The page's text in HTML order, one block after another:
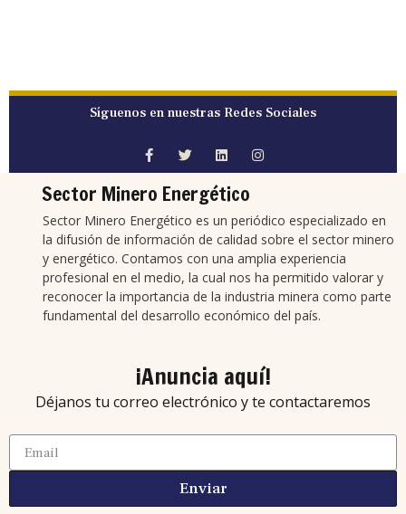
Síguenos en nuestras Redes Sociales
Sector Minero Energético
Sector Minero Energético es un periódico especializado en
la difusión de información de calidad sobre el sector minero
y energético. Contamos con una amplia experiencia
profesional en el medio, la cual nos ha permitido valorar y
reconocer la importancia de la industria minera como parte
fundamental del desarrollo económico del país.
¡Anuncia aquí!
Déjanos tu correo electrónico y te contactaremos
Enviar